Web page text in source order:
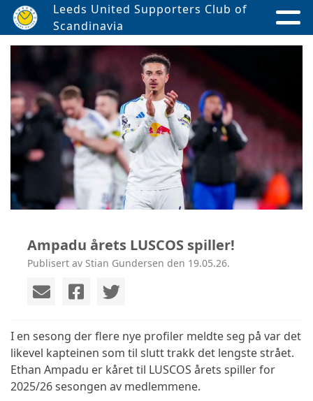
Leeds United Supporters Club of
Scandinavia
Ampadu årets LUSCOS spiller!
Publisert av Stian Gundersen den 19.05.26.
I en sesong der flere nye profiler meldte seg på var det
likevel kapteinen som til slutt trakk det lengste strået.
Ethan Ampadu er kåret til LUSCOS årets spiller for
2025/26 sesongen av medlemmene.